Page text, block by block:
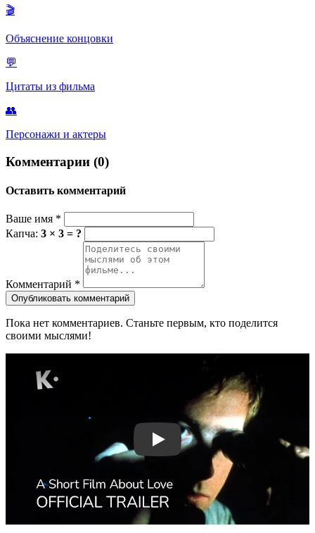
🎬
Объяснение концовки
💬
Цитаты из фильма
👥
Персонажи и актеры
Комментарии (0)
Оставить комментарий
Ваше имя *
Капча: 3 × 3 = ?
Комментарий *
Опубликовать комментарий
Пока нет комментариев. Станьте первым, кто поделится
своими мыслями!
Смотреть трейлер